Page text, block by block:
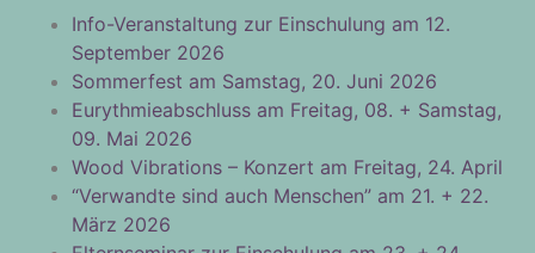
Info-Veranstaltung zur Einschulung am 12.
September 2026
Sommerfest am Samstag, 20. Juni 2026
Eurythmieabschluss am Freitag, 08. + Samstag,
09. Mai 2026
Wood Vibrations – Konzert am Freitag, 24. April
“Verwandte sind auch Menschen” am 21. + 22.
März 2026